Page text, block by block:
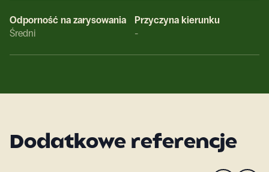
Odporność na zarysowania
Średni
Przyczyna kierunku
-
Dodatkowe referencje